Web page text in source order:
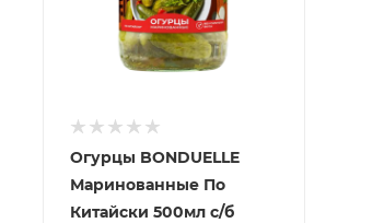
Огурцы BONDUELLE
Маринованные По
Китайски 500мл с/б